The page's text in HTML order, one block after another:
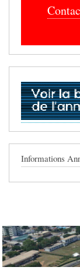
Déménagements
Santé - Yoga -
Autres services
Informations